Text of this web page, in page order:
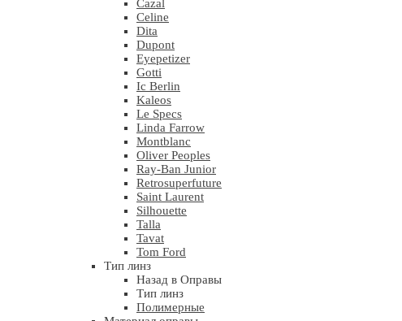
Cazal
Celine
Dita
Dupont
Eyepetizer
Gotti
Ic Berlin
Kaleos
Le Specs
Linda Farrow
Montblanc
Oliver Peoples
Ray-Ban Junior
Retrosuperfuture
Saint Laurent
Silhouette
Talla
Tavat
Tom Ford
Тип линз
Назад в Оправы
Тип линз
Полимерные